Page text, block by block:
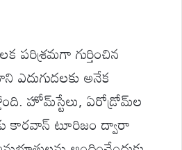
పరిశ్రమగా గుర్తించిన
ఎదుగుదలకు అనేక
హోమ్‌స్టేలు, ఏరోడ్రోమ్‌ల
కారవాన్ టూరిజం ద్వారా